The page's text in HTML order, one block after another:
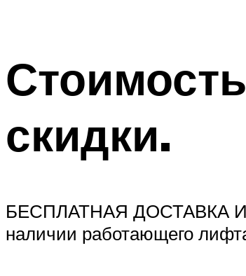
скидки.
БЕСПЛАТНАЯ ДОСТАВКА И
наличии работающего